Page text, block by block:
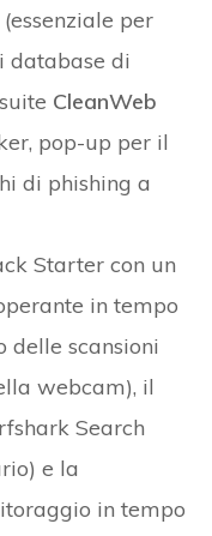
(essenziale per
database di
CleanWeb
pop-up per il
di phishing a
Starter con un
in tempo
delle scansioni
webcam), il
Search
e la
in tempo